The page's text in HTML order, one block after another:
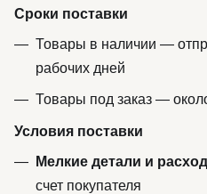
Сроки поставки
Товары в наличии —
рабочих дней
Товары под заказ —
Условия поставки
Мелкие детали и
счет покупателя